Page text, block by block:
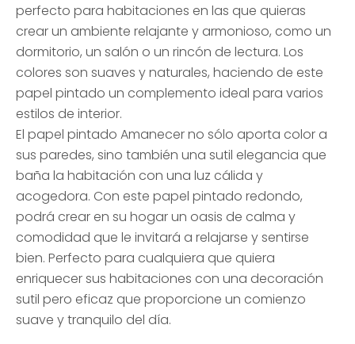
perfecto para habitaciones en las que quieras
crear un ambiente relajante y armonioso, como un
dormitorio, un salón o un rincón de lectura. Los
colores son suaves y naturales, haciendo de este
papel pintado un complemento ideal para varios
estilos de interior.
El papel pintado Amanecer no sólo aporta color a
sus paredes, sino también una sutil elegancia que
baña la habitación con una luz cálida y
acogedora. Con este papel pintado redondo,
podrá crear en su hogar un oasis de calma y
comodidad que le invitará a relajarse y sentirse
bien. Perfecto para cualquiera que quiera
enriquecer sus habitaciones con una decoración
sutil pero eficaz que proporcione un comienzo
suave y tranquilo del día.